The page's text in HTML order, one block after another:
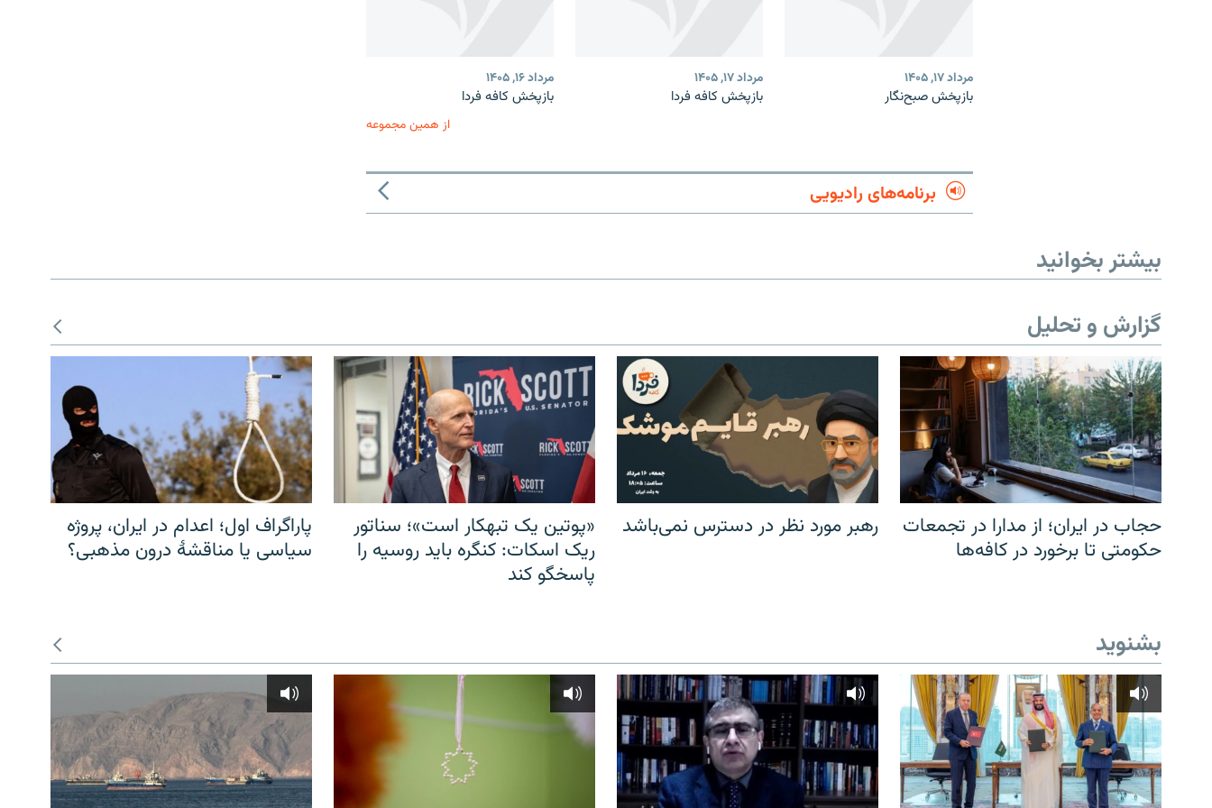
مرداد ۱۷, ۱۴۰۵
بازپخش صبح‌نگار
مرداد ۱۷, ۱۴۰۵
بازپخش کافه فردا
مرداد ۱۶, ۱۴۰۵
بازپخش کافه فردا
از همین مجموعه
برنامه‌های رادیویی
بیشتر بخوانید
گزارش و تحلیل
حجاب در ایران؛ از مدارا در تجمعات
حکومتی تا برخورد در کافه‌ها
رهبر مورد نظر در دسترس نمی‌باشد
«پوتین یک تبهکار است»؛ سناتور
ریک اسکات: کنگره باید روسیه را
پاسخگو کند
پاراگراف اول؛ اعدام در ایران، پروژه
سیاسی یا مناقشهٔ درون مذهبی؟
بشنوید